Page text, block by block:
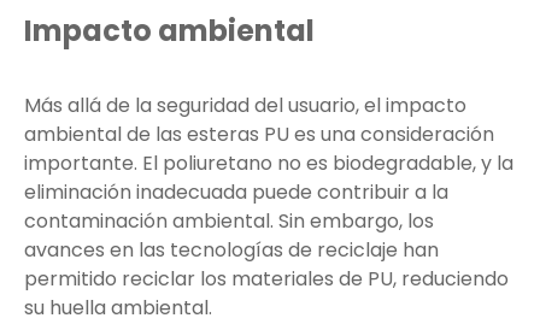
Impacto ambiental
Más allá de la seguridad del usuario, el impacto
ambiental de las esteras PU es una consideración
importante. El poliuretano no es biodegradable, y la
eliminación inadecuada puede contribuir a la
contaminación ambiental. Sin embargo, los
avances en las tecnologías de reciclaje han
permitido reciclar los materiales de PU, reduciendo
su huella ambiental.